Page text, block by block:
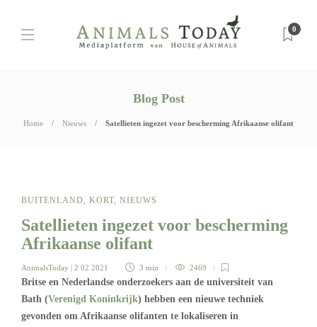
0
Blog Post
Home Nieuws Satellieten ingezet voor bescherming Afrikaanse olifant
BUITENLAND, KORT, NIEUWS
Satellieten ingezet voor bescherming
Afrikaanse olifant
AnimalsToday | 2 02 2021 3 min 2469
Britse en Nederlandse onderzoekers aan de universiteit van
Bath (Verenigd Koninkrijk) hebben een nieuwe techniek
gevonden om Afrikaanse olifanten te lokaliseren in